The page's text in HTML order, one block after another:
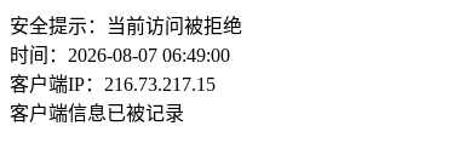
安全提示：当前访问被拒绝
时间：2026-08-07 06:49:00
客户端IP：216.73.217.15
客户端信息已被记录